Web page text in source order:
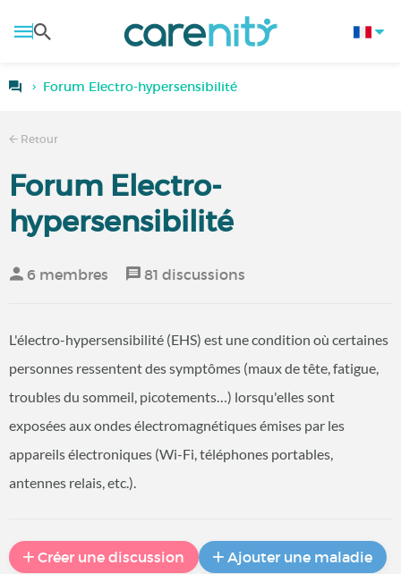
Forum Electro-hypersensibilité
Retour
Forum Electro-
hypersensibilité
6 membres 81 discussions
L'électro-hypersensibilité (EHS) est une condition où certaines
personnes ressentent des symptômes (maux de tête, fatigue,
troubles du sommeil, picotements…) lorsqu'elles sont
exposées aux ondes électromagnétiques émises par les
appareils électroniques (Wi-Fi, téléphones portables,
antennes relais, etc.).
Créer une discussion Ajouter une maladie